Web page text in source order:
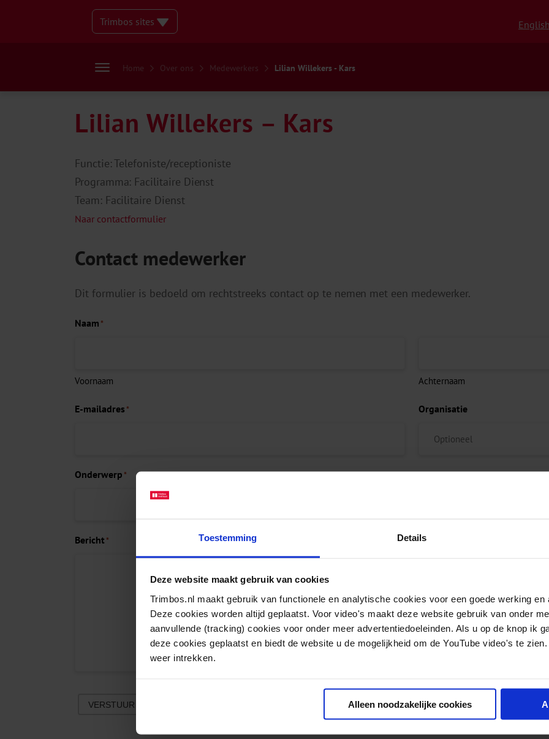
Toestemming Details
Deze website maakt gebruik van cookies
Trimbos.nl maakt gebruik van functionele en analytische cookies voor een goede werking
Deze cookies worden altijd geplaatst. Voor video's maakt deze website gebruik van onder
aanvullende (tracking) cookies voor onder meer advertentiedoeleinden. Als u op de knop ik
deze cookies geplaatst en biedt de website u de mogelijkheid om de YouTube video's te
weer intrekken.
Alleen noodzakelijke cookies
Trimbos sites
Home Over ons Medewerkers Lilian Willekers - Kars
Lilian Willekers – Kars
Functie: Telefoniste/receptioniste
Programma: Facilitaire Dienst
Team: Facilitaire Dienst
Naar contactformulier
Contact medewerker
Dit formulier is bedoeld om rechtstreeks contact op te nemen met een medewerker.
Naam *
Voornaam Achternaam
E-mailadres * Organisatie
Onderwerp *
Bericht *
VERSTUUR